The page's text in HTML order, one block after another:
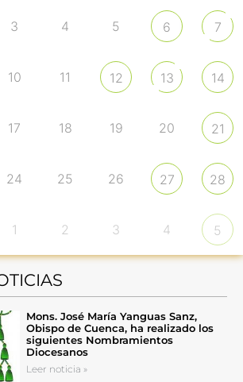
3 4 5 6 7
10 11 12 13 14
17 18 19 20 21
24 25 26 27 28
1 2 3 4 5
Mons. José María Yanguas Sanz,
Obispo de Cuenca, ha realizado los
siguientes Nombramientos
Diocesanos
Leer noticia »